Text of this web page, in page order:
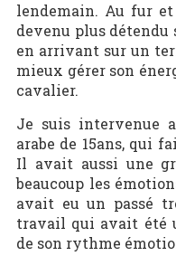
lendemain. Au fur et
devenu plus détendu
en arrivant sur un
mieux gérer son
cavalier.
Je suis intervenue
arabe de 15ans, qui
Il avait aussi une
beaucoup les
avait eu un passé
travail qui avait été
de son rythme